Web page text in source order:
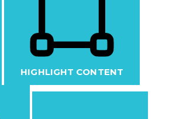
HIGHLIGHT CONTENT